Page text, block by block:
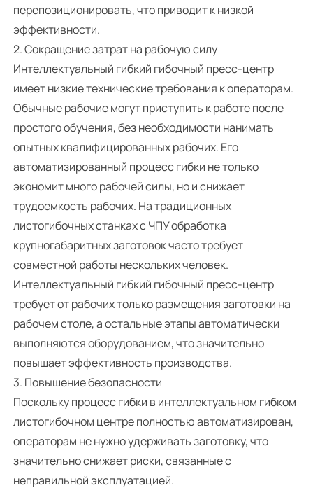
перепозиционировать, что приводит к низкой
эффективности.
2. Сокращение затрат на рабочую силу
Интеллектуальный гибкий гибочный пресс-центр
имеет низкие технические требования к операторам.
Обычные рабочие могут приступить к работе после
простого обучения, без необходимости нанимать
опытных квалифицированных рабочих. Его
автоматизированный процесс гибки не только
экономит много рабочей силы, но и снижает
трудоемкость рабочих. На традиционных
листогибочных станках с ЧПУ обработка
крупногабаритных заготовок часто требует
совместной работы нескольких человек.
Интеллектуальный гибкий гибочный пресс-центр
требует от рабочих только размещения заготовки на
рабочем столе, а остальные этапы автоматически
выполняются оборудованием, что значительно
повышает эффективность производства.
3. Повышение безопасности
Поскольку процесс гибки в интеллектуальном гибком
листогибочном центре полностью автоматизирован,
операторам не нужно удерживать заготовку, что
значительно снижает риски, связанные с
неправильной эксплуатацией.